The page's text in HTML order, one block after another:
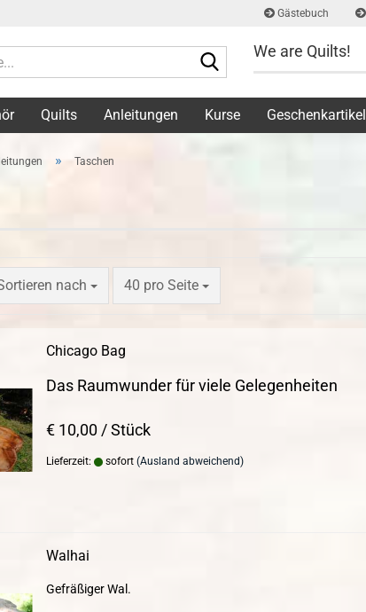
Gästebuch
Suche...We are Quilts!
Quilts Anleitungen Kurse Geschenkartikel
» Taschen
nach
nach 40 pro Seite
pro Seite
Chicago Bag
Das Raumwunder für viele Gelegenheiten
€ 10,00 / Stück
Lieferzeit: sofort (Ausland abweichend)
Walhai
Gefräßiger Wal.